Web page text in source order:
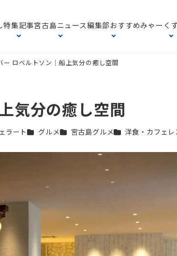
特集記事宮古島ニュース編集部おすすめみゃーく
ー ロベルトソン｜船上気分の癒し空間
気分の癒し空間
ラートカテゴリー
グルメカテゴリー
宮古島グルメカテゴリー
洋食・カフェレ